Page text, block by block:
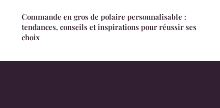
Commande en gros de polaire personnalisable :
tendances, conseils et inspirations pour réussir ses
choix